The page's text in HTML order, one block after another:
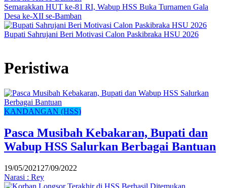
Semarakkan HUT ke-81 RI, Wabup HSS Buka Turnamen Gala
Desa ke-XII se-Bamban
Bupati Sahrujani Beri Motivasi Calon Paskibraka HSU 2026
Peristiwa
KANDANGAN (HSS)
Pasca Musibah Kebakaran, Bupati dan
Wabup HSS Salurkan Berbagai Bantuan
19/05/2021 27/09/2022
Narasi : Rey